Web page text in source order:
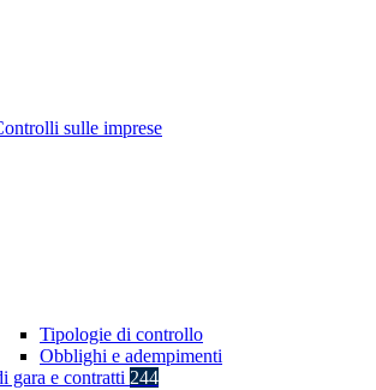
sulle imprese
Tipologie di controllo
Obblighi e adempimenti
gara e contratti 244